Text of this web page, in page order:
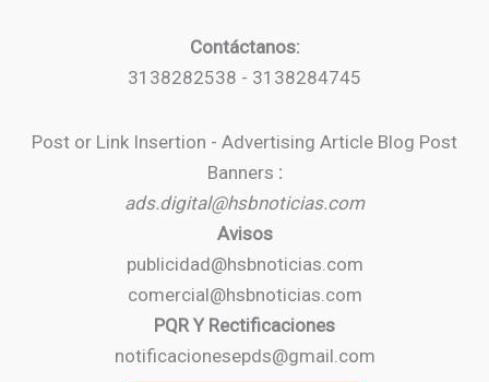
Contáctanos:
3138282538 - 3138284745
Post or Link Insertion - Advertising Article Blog Post
Banners :
ads.digital@hsbnoticias.com
Avisos
publicidad@hsbnoticias.com
comercial@hsbnoticias.com
PQR Y Rectificaciones
notificacionesepds@gmail.com